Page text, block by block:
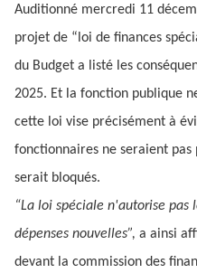
Auditionné mercredi 11
projet de “loi de finances
du Budget a listé les
2025. Et la fonction publique
cette loi vise précisément à
fonctionnaires ne seraient pas
serait bloqués.
“La loi spéciale n'autorise pas
dépenses nouvelles”, a ainsi
devant la commission des